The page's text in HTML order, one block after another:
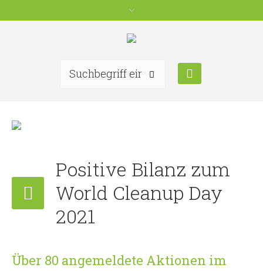
Positive Bilanz zum
World Cleanup Day
2021
Über 80 angemeldete Aktionen im